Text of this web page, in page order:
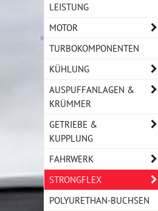
LEISTUNG
MOTOR
TURBOKOMPONENTEN
KÜHLUNG
AUSPUFFANLAGEN &
KRÜMMER
GETRIEBE &
KUPPLUNG
FAHRWERK
STRONGFLEX
POLYURETHAN-BUCHSEN